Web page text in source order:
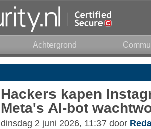
Achtergrond
Hackers kapen
Meta's AI-bot
dinsdag 2 juni 2026, 11:37 door